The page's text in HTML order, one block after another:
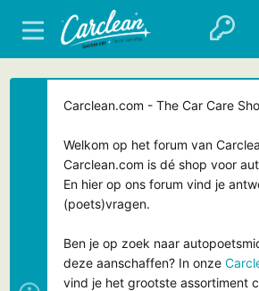
Carclean.com - The Car Care
Welkom op het forum van
Carclean.com is dé shop voor
En hier op ons forum vind je
(poets)vragen.
Ben je op zoek naar
deze aanschaffen? In onze
vind je het grootste assortiment